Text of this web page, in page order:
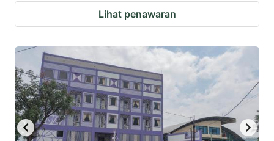
Lihat penawaran